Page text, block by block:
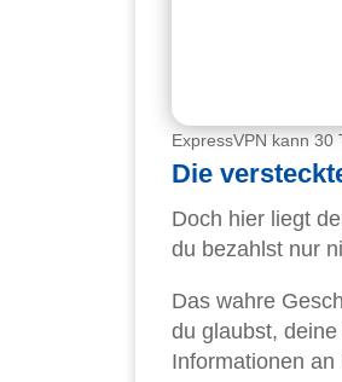
ExpressVPN kann 30
Die
Doch hier liegt
du bezahlst nur
Das wahre
du glaubst,
Informationen an